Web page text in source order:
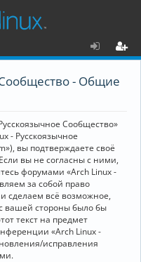
о
- Общие
Сообщество»
- Русскоязычное
вы подтверждаете своё
вы не согласны с ними,
форумами «Arch Linux -
за собой право
сделаем всё возможное,
вашей стороны было бы
текст на предмет
«Arch Linux -
исправления